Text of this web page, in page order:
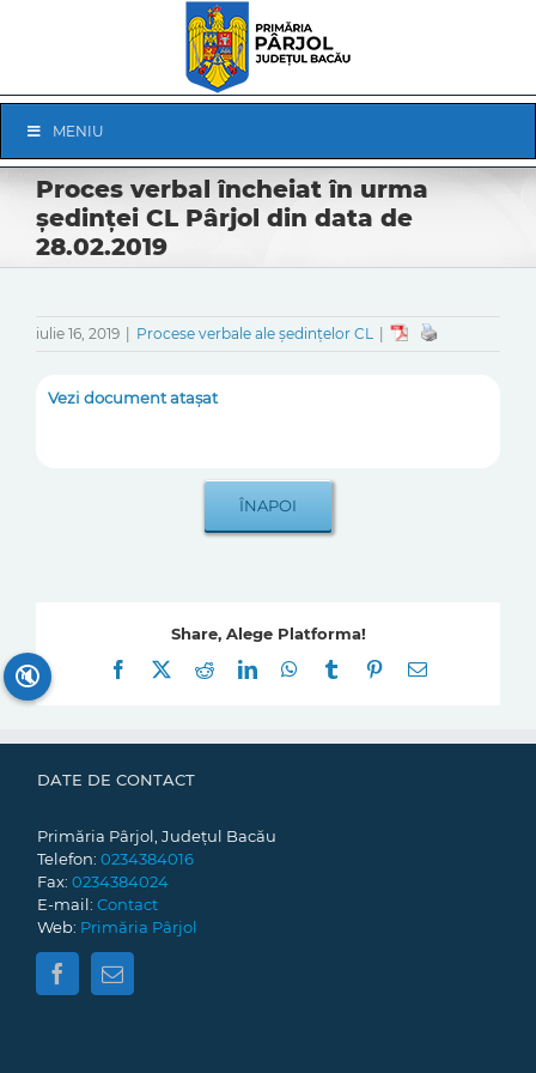
Navigation
MENIU
Proces verbal încheiat în urma
ședinței CL Pârjol din data de
28.02.2019
iulie 16, 2019 Procese verbale ale ședințelor CL
Vezi document atașat
Share, Alege Platforma!
Facebook
RedditLinkedInWhatsApp
Tumblr Pinterest
E-
DATE DE CONTACT
Primăria Pârjol, Județul Bacău
Telefon: 0234384016
Fax: 0234384024
E-mail: Contact
Web: Primăria Pârjol
🔇